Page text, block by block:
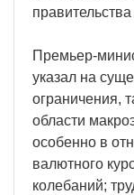
Премьер-
указал на
ограничения,
области
особенно в
валютного
колебаний;